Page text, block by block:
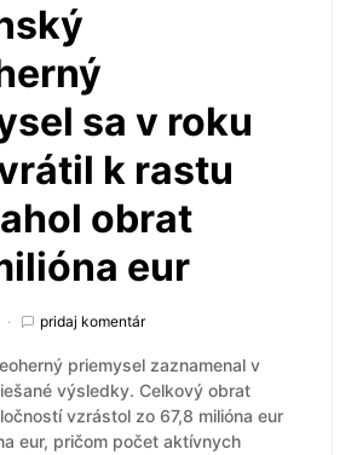
sa v roku
k rastu
obrat
eur
pridaj komentár
priemysel zaznamenal v
výsledky. Celkový obrat
vzrástol zo 67,8 milióna eur
eur, pričom počet aktívnych